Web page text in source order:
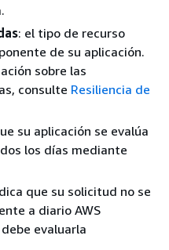
: el tipo de recurso
de su aplicación.
sobre las
consulte Resiliencia de
su aplicación se evalúa
los días mediante
que su solicitud no se
a diario AWS
evaluarla